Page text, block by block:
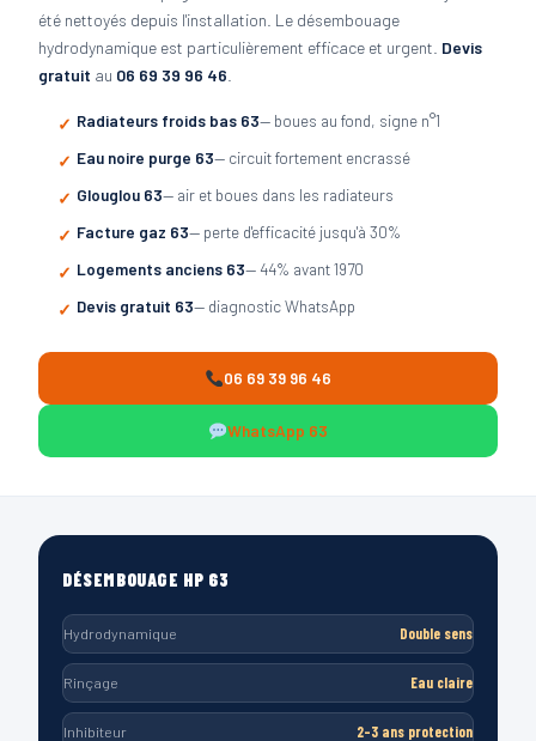
été nettoyés depuis l'installation. Le désembouage
hydrodynamique est particulièrement efficace et urgent. Devis
gratuit au 06 69 39 96 46.
Radiateurs froids bas 63— boues au fond, signe n°1
Eau noire purge 63— circuit fortement encrassé
Glouglou 63— air et boues dans les radiateurs
Facture gaz 63— perte d'efficacité jusqu'à 30%
Logements anciens 63— 44% avant 1970
Devis gratuit 63— diagnostic WhatsApp
06 69 39 96 46
WhatsApp 63
DÉSEMBOUAGE HP 63
Hydrodynamique Double sens
Rinçage Eau claire
Inhibiteur 2-3 ans protection